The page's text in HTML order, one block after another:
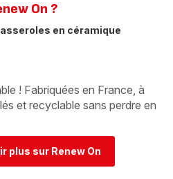
On ?
en céramique​
! Fabriquées en France, à
et recyclable sans perdre en
plus sur Renew On​